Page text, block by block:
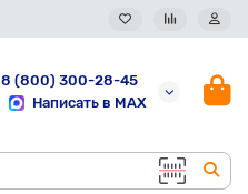
8 (800) 300-28-45
Написать в MAX